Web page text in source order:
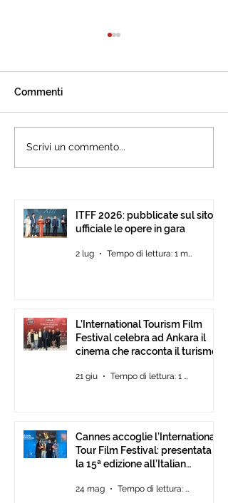
L’International Tourism
Commenti
Scrivi un commento...
ITFF 2026: pubblicate sul sito
ufficiale le opere in gara
2 lug Tempo di lettura: 1 min
L’International Tourism Film
Festival celebra ad Ankara il
cinema che racconta il turismo.
21 giu Tempo di lettura: 1 min
Cannes accoglie l’International
Tour Film Festival: presentata
la 15ª edizione all’Italian
24 mag Tempo di lettura: 2 min